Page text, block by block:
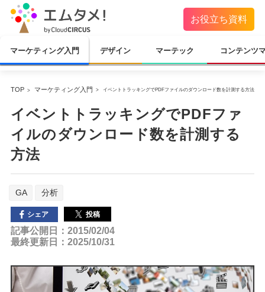
お役立ち資料
マーケティング入門 デザイン マーテック コンテンツ
TOP マーケティング入門 イベントトラッキングでPDFファイルのダウンロード数を計測する方法
イベントトラッキングでPDFファ
イルのダウンロード数を計測する
方法
GA 分析
シェア 投稿
記事公開日：2015/02/04
最終更新日：2025/10/31